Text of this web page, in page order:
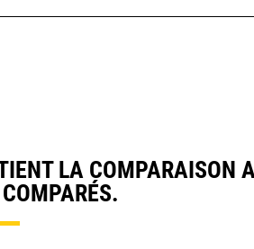
LA COMPARAISON